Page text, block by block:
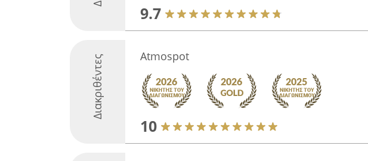
9.7
Διακριθέντες Atmospot
10